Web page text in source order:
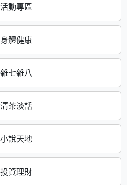
活動專區
身體健康
雜七雜八
清茶淡話
小說天地
投資理財